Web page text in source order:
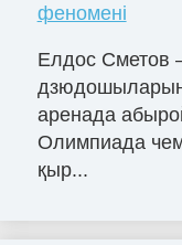
феномені
Елдос Сметов
аренада
Олимпиада
қыр...